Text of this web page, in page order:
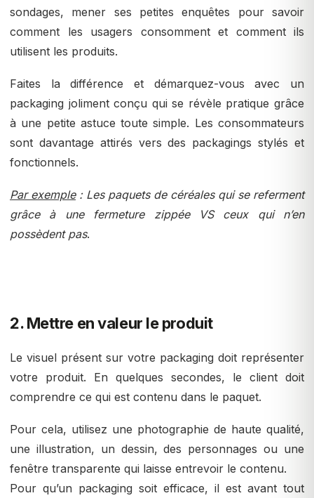
sondages, mener ses petites enquêtes pour savoir
comment les usagers consomment et comment ils
utilisent les produits.
Faites la différence et démarquez-vous avec un
packaging joliment conçu qui se révèle pratique grâce
à une petite astuce toute simple. Les consommateurs
sont davantage attirés vers des packagings stylés et
fonctionnels.
Par exemple: Les paquets de céréales qui se referment
grâce à une fermeture zippée VS ceux qui n’en
possèdent pas.
2. Mettre en valeur le produit
Le visuel présent sur votre packaging doit représenter
votre produit. En quelques secondes, le client doit
comprendre ce qui est contenu dans le paquet.
Pour cela, utilisez une photographie de haute qualité,
une illustration, un dessin, des personnages ou une
fenêtre transparente qui laisse entrevoir le contenu.
Pour qu’un packaging soit efficace, il est avant tout